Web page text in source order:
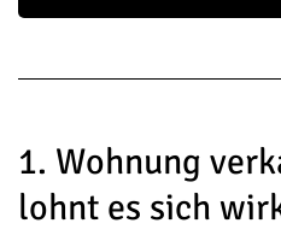
1. Wohnung
lohnt es sich